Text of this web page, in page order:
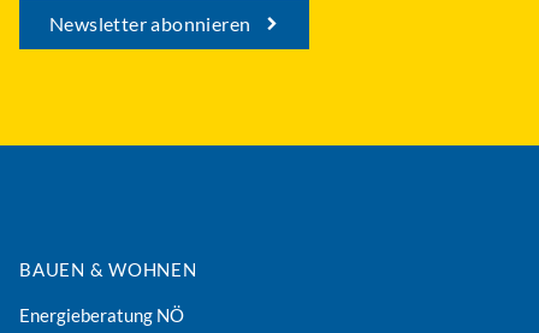
Newsletter abonnieren
BAUEN & WOHNEN
Energieberatung NÖ